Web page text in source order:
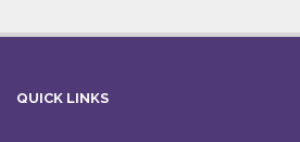
QUICK LINKS